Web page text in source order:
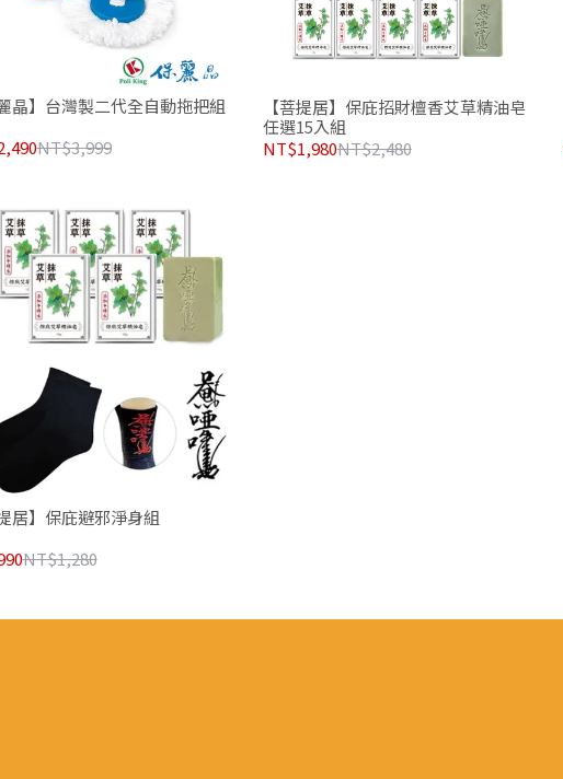
麗晶】台灣製二代全自動拖把組
NT$3,999
【菩提居】保庇招財檀香艾草精油皂
任選15入組
NT$1,980NT$2,480
提居】保庇避邪淨身組
NT$1,280